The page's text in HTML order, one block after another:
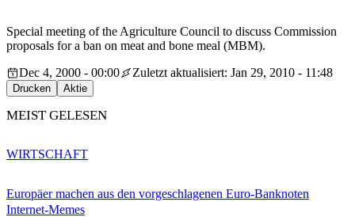
Special meeting of the Agriculture Council to discuss Commission
proposals for a ban on meat and bone meal (MBM).
Dec 4, 2000 - 00:00
Zuletzt aktualisiert: Jan 29, 2010 - 11:48
Drucken Aktie
MEIST GELESEN
Europäer machen aus den vorgeschlagenen Euro-Banknoten
Internet-Memes
WIRTSCHAFT